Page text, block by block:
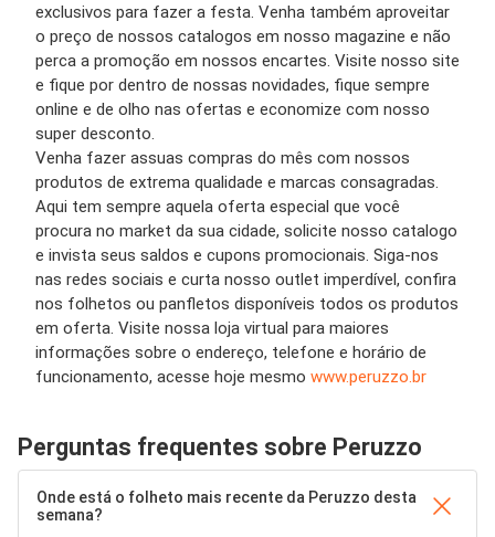
exclusivos para fazer a festa. Venha também aproveitar
o preço de nossos catalogos em nosso magazine e não
perca a promoção em nossos encartes. Visite nosso site
e fique por dentro de nossas novidades, fique sempre
online e de olho nas ofertas e economize com nosso
super desconto.
Venha fazer assuas compras do mês com nossos
produtos de extrema qualidade e marcas consagradas.
Aqui tem sempre aquela oferta especial que você
procura no market da sua cidade, solicite nosso catalogo
e invista seus saldos e cupons promocionais. Siga-nos
nas redes sociais e curta nosso outlet imperdível, confira
nos folhetos ou panfletos disponíveis todos os produtos
em oferta. Visite nossa loja virtual para maiores
informações sobre o endereço, telefone e horário de
funcionamento, acesse hoje mesmo www.peruzzo.br
Perguntas frequentes sobre Peruzzo
Onde está o folheto mais recente da Peruzzo desta
semana?